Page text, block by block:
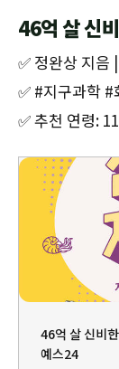
46억 살 신
✅ 정완상 지음
✅ #지구과학
✅ 추천 연령:
46억 살 신비
예스24